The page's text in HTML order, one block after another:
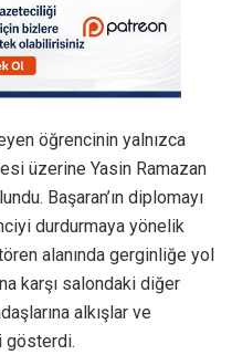
öğrencinin yalnızca
üzerine Yasin Ramazan
Başaran’ın diplomayı
durdurmaya yönelik
alanında gerginliğe yol
karşı salondaki diğer
alkışlar ve
gösterdi.